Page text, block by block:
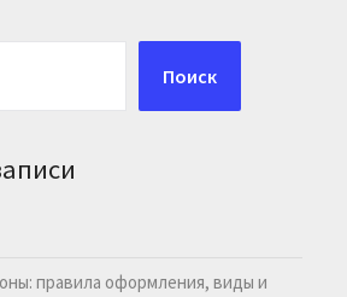
Поиск
правила оформления, виды и